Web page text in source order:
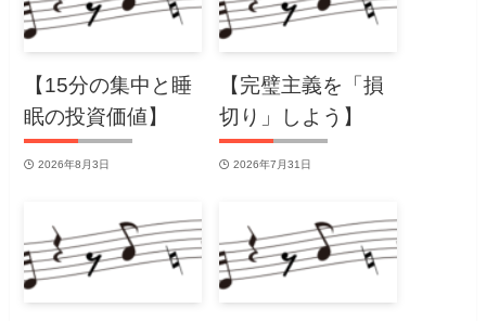
【15分の集中と睡
眠の投資価値】
2026年8月3日
【完璧主義を「損
切り」しよう】
2026年7月31日